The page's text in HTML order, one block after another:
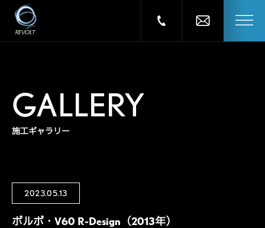
GALLERY
施工ギャラリー
2023.05.13
ボルボ・V60 R-Design（2013年）